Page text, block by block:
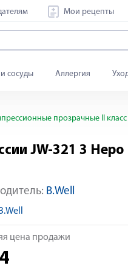
Мои рецепты
сосуды Аллергия
прозрачные II
JW-321 3 Неро
B.Well
B.Well
цена продажи